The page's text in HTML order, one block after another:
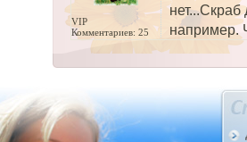
VIP
Комментариев: 25
например.